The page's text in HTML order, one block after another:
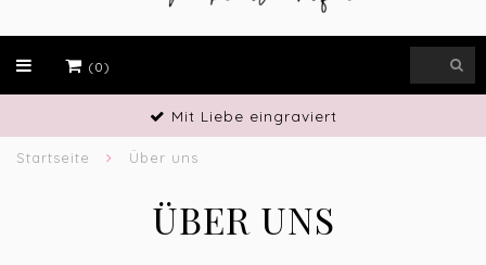
(0)
Handwerkliches Geschick
Startseite Über uns
ÜBER UNS